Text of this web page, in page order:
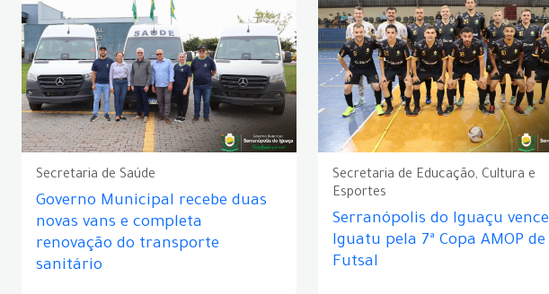
Secretaria de Saúde
Governo Municipal recebe duas
novas vans e completa
renovação do transporte
sanitário
Secretaria de Educação, Cultura e
Esportes
Serranópolis do Iguaçu vence
Iguatu pela 7ª Copa AMOP de
Futsal